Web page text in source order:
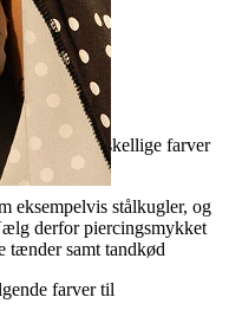
mange forskellige farver
eksempelvis stålkugler, og
derfor piercingsmykket
tænder samt tandkød
farver til